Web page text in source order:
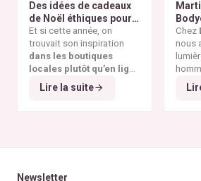
abandonnés, témoins
visibles de la
surproduction textile
des dérives de la
fashion
pour
Des idées de cadeaux
de Noël éthiques pour
tous les budgets
Et si cette année, on
trouvait son inspiration
dans les boutiques
locales plutôt qu’en ligne
Et si, cette année encore,
Et si cette année, Noël
rimait avec éthique ?
Lire la suite
zéro
~ 6
Chez
nous
une
Newsletter